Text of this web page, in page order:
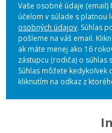
Vaše osobné údaje
účelom v súlade s platnou
osobných údajov. Súhlas
pošleme na váš email.
ak máte menej ako 16
zástupcu (rodiča) o súhlas
Súhlas môžete
kliknutím na odkaz z